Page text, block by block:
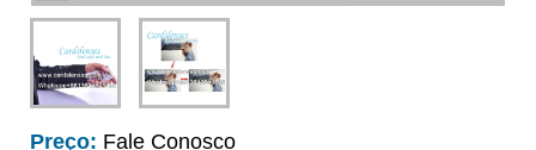
Preço: Fale Conosco